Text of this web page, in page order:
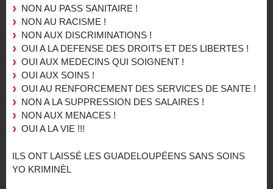
NON AU PASS SANITAIRE !
NON AU RACISME !
NON AUX DISCRIMINATIONS !
OUI A LA DEFENSE DES DROITS ET DES LIBERTES !
OUI AUX MEDECINS QUI SOIGNENT !
OUI AUX SOINS !
OUI AU RENFORCEMENT DES SERVICES DE SANTE !
NON A LA SUPPRESSION DES SALAIRES !
NON AUX MENACES !
OUI A LA VIE !!!
ILS ONT LAISSÉ LES GUADELOUPÉENS SANS SOINS
YO KRIMINÈL